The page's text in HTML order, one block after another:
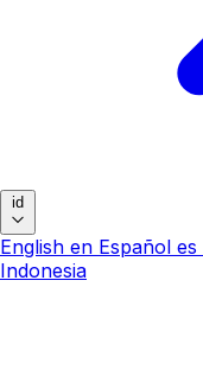
id
English en Español es
Indonesia